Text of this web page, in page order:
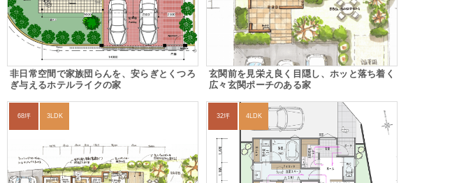
非日常空間で家族団らんを、安らぎとくつろ
ぎ与えるホテルライクの家
玄関前を見栄え良く目隠し、ホッと落ち着く
広々玄関ポーチのある家
68坪 3LDK 32坪 4LDK